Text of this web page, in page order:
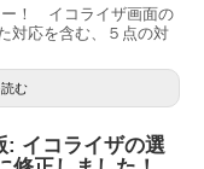
ー！ イコライザ画面の
対応を含む、５点の対
む
イコライザの選